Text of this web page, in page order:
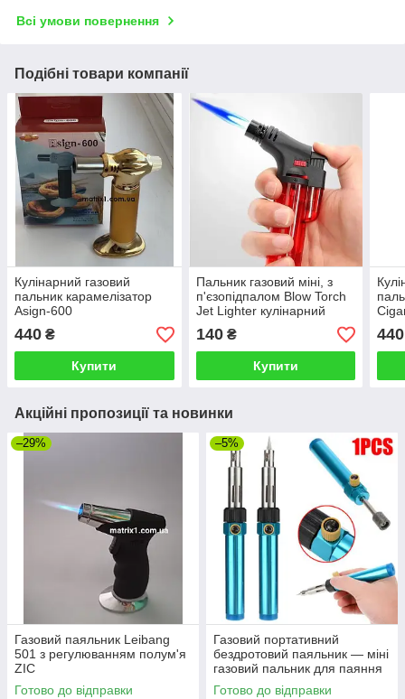
Всі умови повернення
Подібні товари компанії
Кулінарний газовий
пальник карамелізатор
Asign-600
440 ₴
Купити
Пальник газовий міні, з
п'єзопідпалом Blow Torch
Jet Lighter кулінарний
пальник
140₴
Купити
440
Акційні пропозиції та новинки
–29%
Газовий паяльник Leibang
501 з регулюванням полум'я
ZIC
Готово до відправки
–5%
Газовий портативний
бездротовий паяльник — міні
газовий пальник для паяння
70-100w
Готово до відправки